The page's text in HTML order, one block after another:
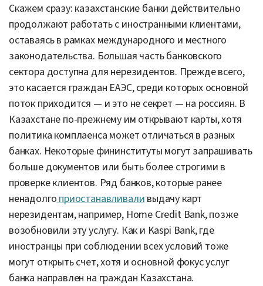
Скажем сразу: казахстанские банки действительно
продолжают работать с иностранными клиентами,
оставаясь в рамках международного и местного
законодательства. Большая часть банковского
сектора доступна для нерезидентов. Прежде всего,
это касается граждан ЕАЭС, среди которых основной
поток приходится — и это не секрет — на россиян. В
Казахстане по-прежнему им открывают карты, хотя
политика комплаенса может отличаться в разных
банках. Некоторые фининституты могут запрашивать
больше документов или быть более строгими в
проверке клиентов. Ряд банков, которые ранее
ненадолго приостанавливали выдачу карт
нерезидентам, например, Home Credit Bank, позже
возобновили эту услугу. Как и Kaspi Bank, где
иностранцы при соблюдении всех условий тоже
могут открыть счет, хотя и основной фокус услуг
банка направлен на граждан Казахстана.